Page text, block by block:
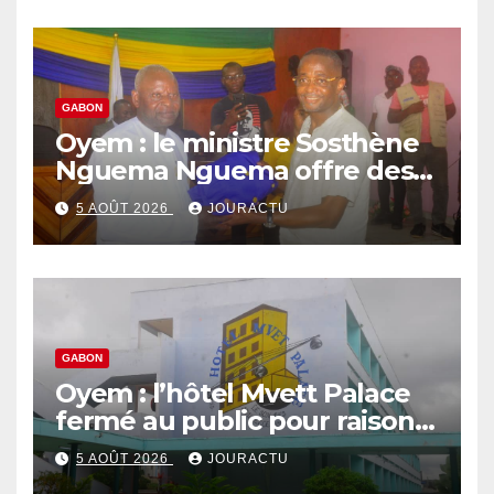
GABON
Oyem : le ministre Sosthène
Nguema Nguema offre des
nouvelles tenues aux chefs
de quartiers
5 AOÛT 2026 JOURACTU
GABON
Oyem : l’hôtel Mvett Palace
fermé au public pour raison
des travaux
5 AOÛT 2026 JOURACTU